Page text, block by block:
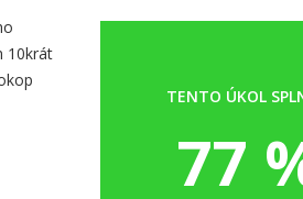
10krát
TENTO ÚKOL
77